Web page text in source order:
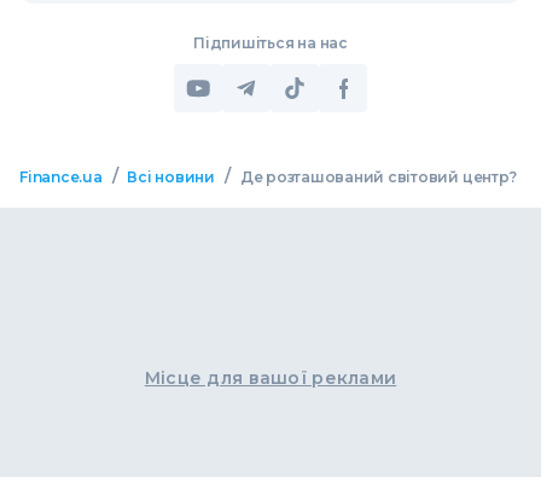
Підпишіться на нас
Finance.ua / Всі новини / Де розташований світовий центр?
Місце для вашої реклами